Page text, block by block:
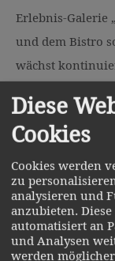
Erlebnis-Galerie
und dem Bistro
wächst
Diese
Cookies
Cookies werden
zu
analysieren und
anzubieten.
automatisiert an
und Analysen
werden